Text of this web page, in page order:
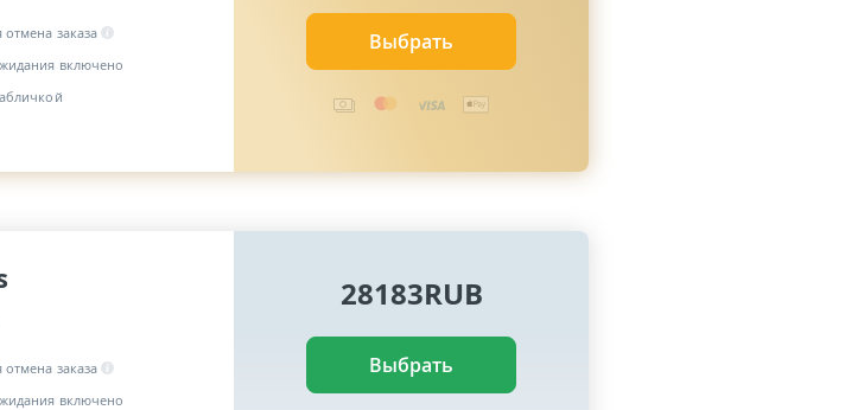
отмена заказа
включено
Выбрать
отмена заказа
включено
28183RUB
Выбрать